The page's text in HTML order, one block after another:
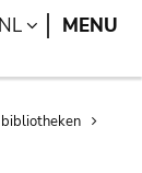
NL LANGUAGE
MENU